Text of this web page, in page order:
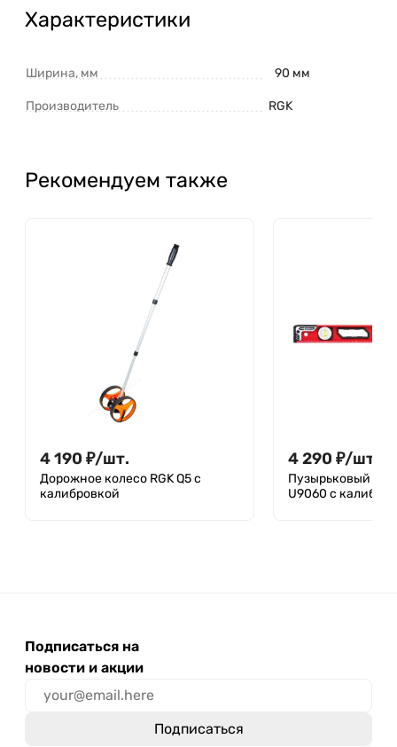
Характеристики
Ширина, мм 90 мм
Производитель RGK
Рекомендуем также
4 190 ₽/шт.
Дорожное колесо RGK Q5 с
калибровкой
4 290 ₽/шт.
Пузырьковый
U9060 с
Подписаться на
новости и акции